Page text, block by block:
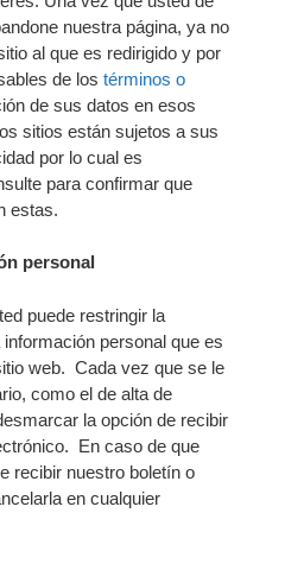
nuestra página, ya no
al que es redirigido y por
de los términos o
de sus datos en esos
sitios están sujetos a sus
por lo cual es
para confirmar que
estas.
personal
puede restringir la
personal que es
web. Cada vez que se le
como el de alta de
la opción de recibir
En caso de que
recibir nuestro boletín o
en cualquier